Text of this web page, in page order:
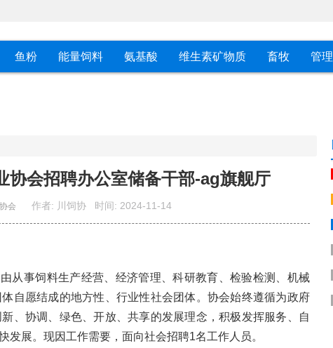
鱼粉 能量饲料 氨基酸 维生素矿物质 畜牧 管理
会招聘办公室储备干部-ag旗舰厅
会 作者: 川饲协 时间: 2024-11-14
从事饲料生产经营、经济管理、科研教育、检验检测、机械
自愿结成的地方性、行业性社会团体。协会始终遵循为政府
、协调、绿色、开放、共享的发展理念，积极发挥服务、自
展。现因工作需要，面向社会招聘1名工作人员。